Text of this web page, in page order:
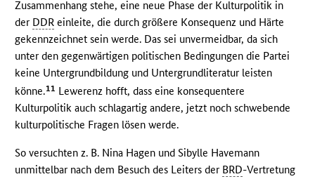
Zusammenhang stehe, eine neue Phase der Kulturpolitik in
der DDR einleite, die durch größere Konsequenz und Härte
gekennzeichnet sein werde. Das sei unvermeidbar, da sich
unter den gegenwärtigen politischen Bedingungen die Partei
keine Untergrundbildung und Untergrundliteratur leisten
könne.11 Lewerenz hofft, dass eine konsequentere
Kulturpolitik auch schlagartig andere, jetzt noch schwebende
kulturpolitische Fragen lösen werde.
So versuchten z. B. Nina Hagen und Sibylle Havemann
unmittelbar nach dem Besuch des Leiters der BRD-Vertretung